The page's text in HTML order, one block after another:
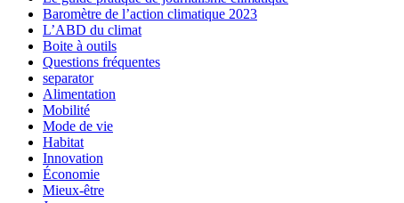
Baromètre de l’action climatique 2023
L’ABD du climat
Boite à outils
Questions fréquentes
separator
Alimentation
Mobilité
Mode de vie
Habitat
Innovation
Économie
Mieux-être